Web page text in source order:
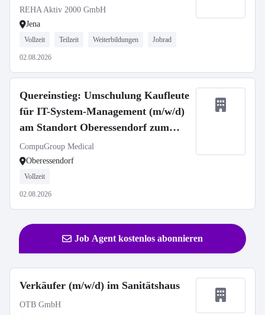
Uniklinikum Jena
REHA Aktiv 2000 GmbH
Jena
Vollzeit Teilzeit Weiterbildungen Jobrad
02.08.2026
Quereinstieg: Umschulung Kaufleute
für IT-System-Management (m/w/d)
am Standort Oberessendorf zum
01.09.2026
CompuGroup Medical
Oberessendorf
Vollzeit
02.08.2026
Job Agent kostenlos abonnieren
Verkäufer (m/w/d) im Sanitätshaus
OTB GmbH